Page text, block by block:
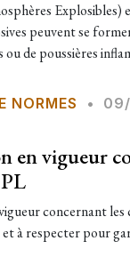
Explosibles)
peuvent se
de poussières
NORMES •
en vigueur
concernant les
à respecter pour